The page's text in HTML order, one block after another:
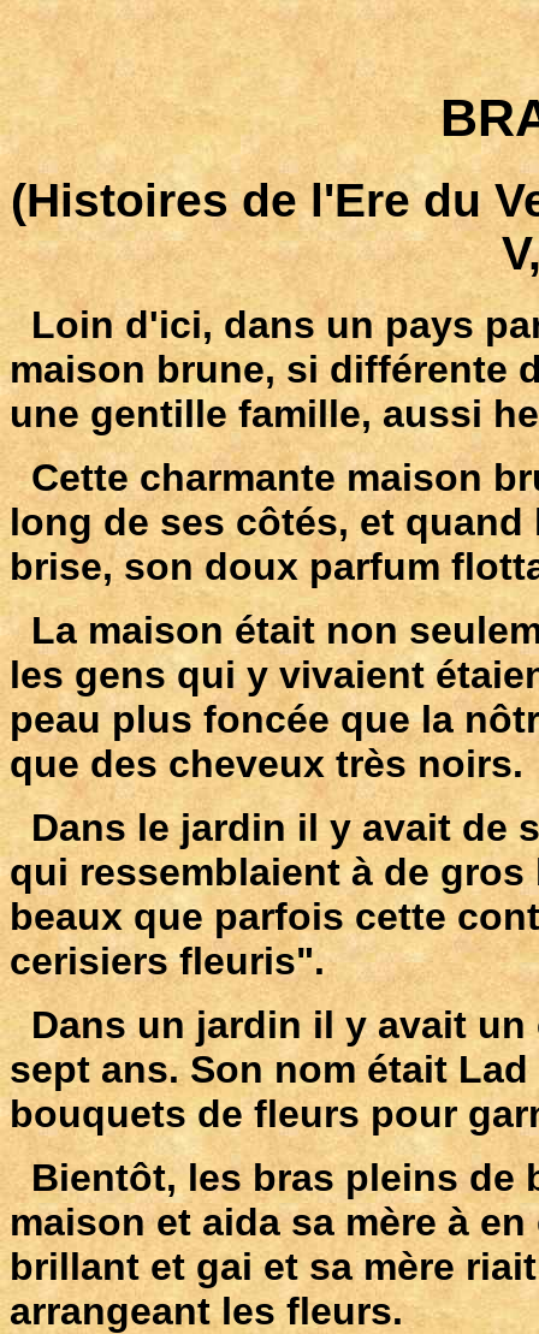
(Histoires de l'Ere du
Loin d'ici, dans un pays
maison brune, si différente
une gentille famille, aussi
Cette charmante maison
long de ses côtés, et
brise, son doux parfum
La maison était non
les gens qui y vivaient
peau plus foncée que la
que des cheveux très noirs.
Dans le jardin il y avait de
qui ressemblaient à de
beaux que parfois cette
cerisiers fleuris".
Dans un jardin il y avait un
sept ans. Son nom était
bouquets de fleurs pour
Bientôt, les bras pleins de
maison et aida sa mère à
brillant et gai et sa mère
arrangeant les fleurs.